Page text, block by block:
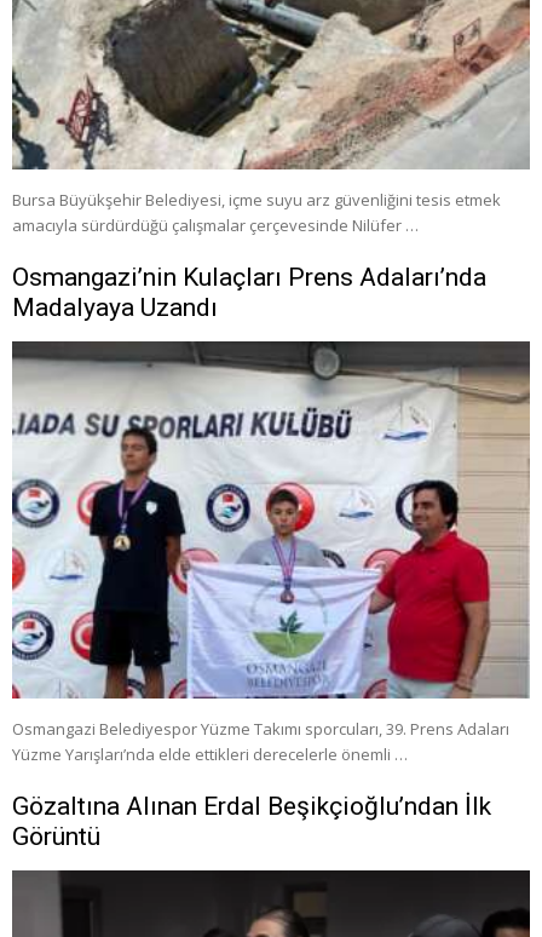
Bursa Büyükşehir Belediyesi, içme suyu arz güvenliğini tesis etmek
amacıyla sürdürdüğü çalışmalar çerçevesinde Nilüfer …
Osmangazi’nin Kulaçları Prens Adaları’nda
Madalyaya Uzandı
Osmangazi Belediyespor Yüzme Takımı sporcuları, 39. Prens Adaları
Yüzme Yarışları’nda elde ettikleri derecelerle önemli …
Gözaltına Alınan Erdal Beşikçioğlu’ndan İlk
Görüntü